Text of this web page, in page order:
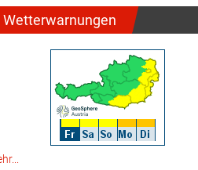
Wetterwarnungen